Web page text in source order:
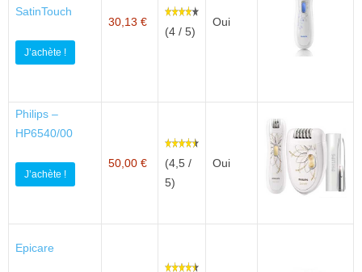
SatinTouch
J’achète !
30,13 €
(4 / 5)
Oui
Philips –
HP6540/00
J’achète !
50,00 €
(4,5 /
5)
Oui
Epicare